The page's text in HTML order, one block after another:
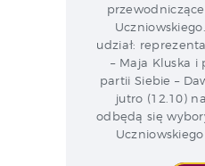
udział:
– Maja Kluska i
partii Siebie –
jutro (12.10)
odbędą się
Uczniowskiego